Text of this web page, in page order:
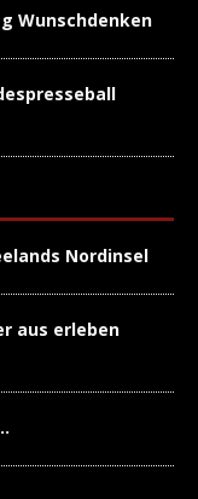
Wunschdenken
Nordinsel
aus erleben